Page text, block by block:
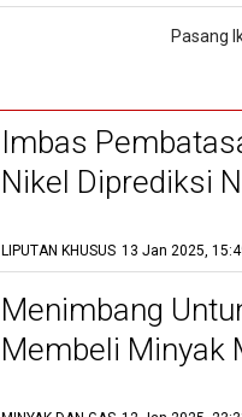
Imbas
Nikel Diprediksi
LIPUTAN KHUSUS 13 Jan 2025,
Menimbang
Membeli Minyak